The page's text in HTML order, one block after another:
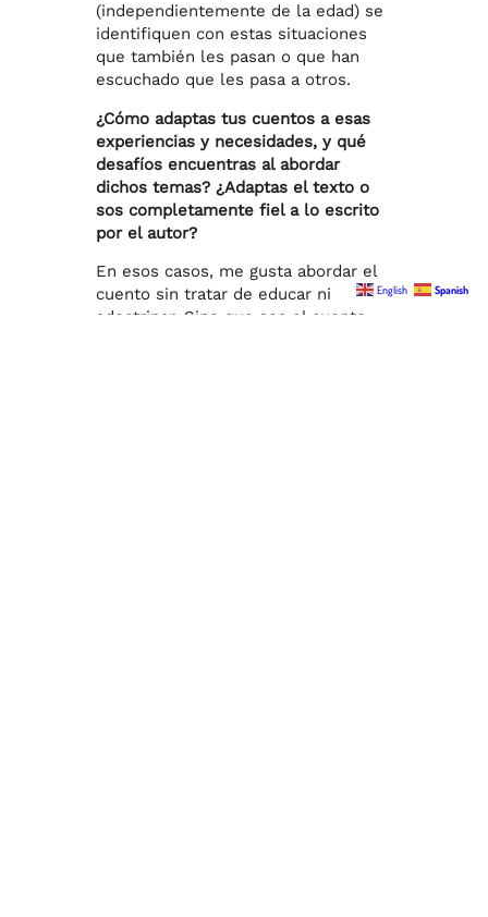
(independientemente de la edad) se
identifiquen con estas situaciones
que también les pasan o que han
escuchado que les pasa a otros.
¿Cómo adaptas tus cuentos a esas
experiencias y necesidades, y qué
desafíos encuentras al abordar
dichos temas? ¿Adaptas el texto o
sos completamente fiel a lo escrito
por el autor?
⁠En esos casos, me gusta abordar el
cuento sin tratar de educar ni
adoctrinar. Sino que sea el cuento
English Spanish